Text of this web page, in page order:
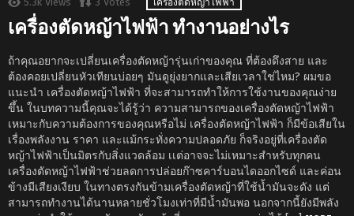
เครื่องตัดหญ้าไฟฟ้า
เครื่องตัดหญ้าไฟฟ้า ทำงานอย่างไร
ถ้าคุณอยากจะเปลี่ยนเครื่องตัดหญ้ารุ่นเก่าของคุณ ที่ต้องดึงสาย และ
ต้องคอยเปลี่ยนหัวเทียนบ่อยๆ มันดูยุ่งยากและเสียเวลาใช่ไหม? ผมขอ
แนะนำ เครื่องตัดหญ้าไฟฟ้า ที่จะสามารถทำให้การใช้งานของคุณง่าย
ขึ้น ในบทความนี้คุณจะได้รู้ว่า ความสามารถของเครื่องตัดหญ้าไฟฟ้า
เหมาะกับความต้องการของคุณหรือไม่ เครื่องตัดหญ้าไฟฟ้า ก็มีข้อเสียใน
เรื่องพลังงาน ราคา และแม้กระทั่งความปลอดภัย ก็จริงอยู่ที่เครื่องตัด
หญ้าไฟฟ้าเป็นมิตรกับสิ่งแวดล้อม เเต่อาจจะไม่เหมาะสำหรับทุกคน
เครื่องตัดหญ้าไฟฟ้าช่วยลดการปล่อยก๊าซคาร์บอนไดออกไซด์ และค่อน
ข้างมีเสียงเงียบ ในทางตรงกันข้ามเครื่องตัดหญ้าที่ใช้น้ำมันจะดัง แต่
สามารถทำงานได้นานหลายชั่วโมงเท่าที่มีน้ำมันพอ นอกจากนี้ยังมีพลัง